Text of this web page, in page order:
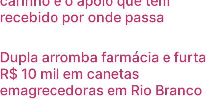
recebido por onde passa
Dupla arromba farmácia e furta
R$ 10 mil em canetas
emagrecedoras em Rio Branco